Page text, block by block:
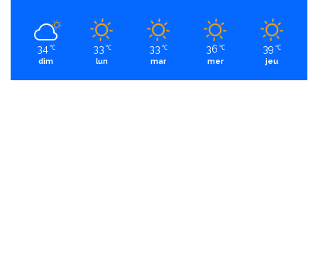
34 ℃
dim
33 ℃
lun
33 ℃
mar
36 ℃
mer
39 ℃
jeu